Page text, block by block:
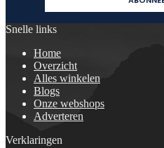
Snelle links
Home
Overzicht
Alles winkelen
Blogs
Onze webshops
Adverteren
Verklaringen